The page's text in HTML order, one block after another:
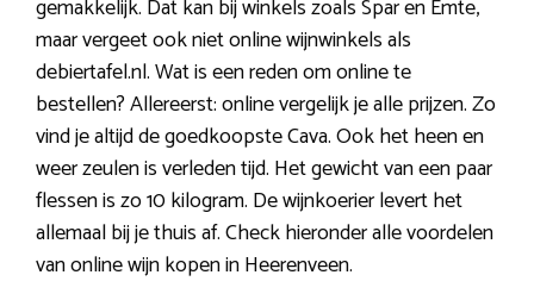
gemakkelijk. Dat kan bij winkels zoals Spar en Emte,
maar vergeet ook niet online wijnwinkels als
debiertafel.nl. Wat is een reden om online te
bestellen? Allereerst: online vergelijk je alle prijzen. Zo
vind je altijd de goedkoopste Cava. Ook het heen en
weer zeulen is verleden tijd. Het gewicht van een paar
flessen is zo 10 kilogram. De wijnkoerier levert het
allemaal bij je thuis af. Check hieronder alle voordelen
van online wijn kopen in Heerenveen.